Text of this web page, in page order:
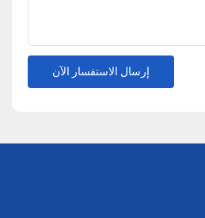
إرسال الاستفسار الآن